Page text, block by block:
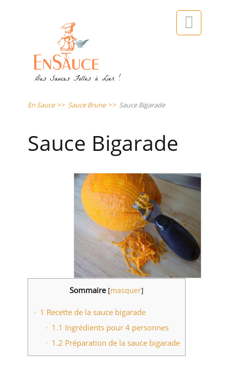

En Sauce >> Sauce Brune >> Sauce Bigarade
Sauce Bigarade
Sommaire [masquer]
1 Recette de la sauce bigarade
1.1 Ingrédients pour 4 personnes
1.2 Préparation de la sauce bigarade